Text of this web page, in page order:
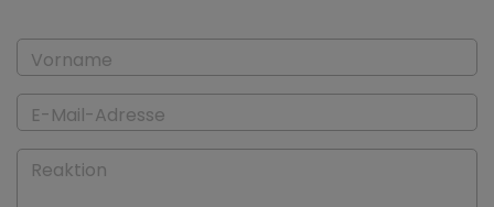
Vorname
E-Mail-Adresse
Reaktion